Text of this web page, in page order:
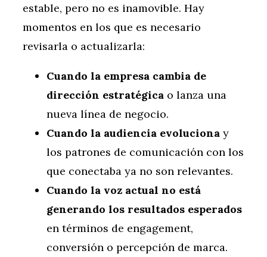
estable, pero no es inamovible. Hay
momentos en los que es necesario
revisarla o actualizarla:
Cuando la empresa cambia de
dirección estratégica o lanza una
nueva línea de negocio.
Cuando la audiencia evoluciona y
los patrones de comunicación con los
que conectaba ya no son relevantes.
Cuando la voz actual no está
generando los resultados esperados
en términos de engagement,
conversión o percepción de marca.